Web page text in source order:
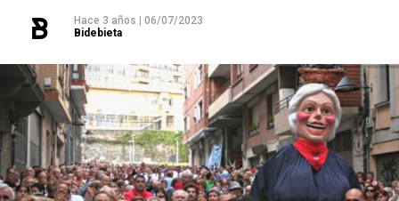
Hace 3 años | 06/07/2023
Bidebieta